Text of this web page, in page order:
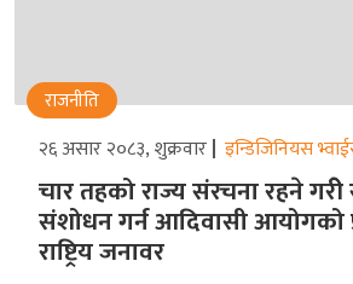
राजनीति
२६ असार २०८३, शुक्रवार इन्डिजिनियस
चार तहको राज्य संरचना रहने
संशोधन गर्न आदिवासी आयोगको
राष्ट्रिय जनावर